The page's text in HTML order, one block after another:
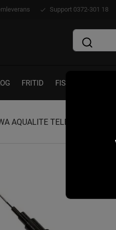
Support 0372-301 18
FRITID FISKE
AQUALITE TELE WHIP 6